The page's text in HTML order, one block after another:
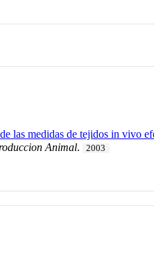
las medidas de tejidos in vivo
Animal. 2003